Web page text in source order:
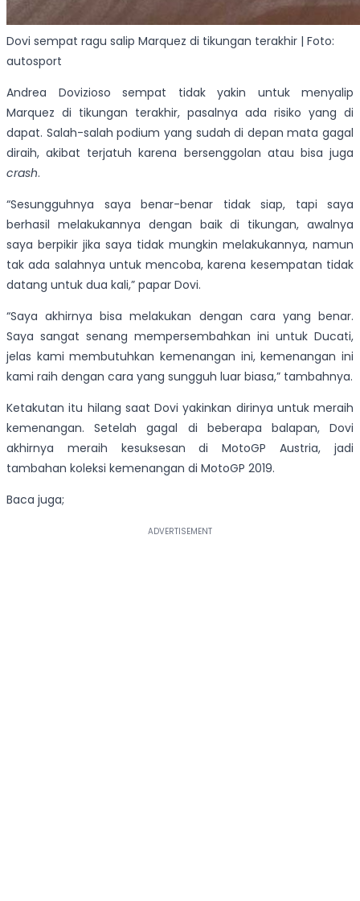
Dovi sempat ragu salip Marquez di tikungan terakhir | Foto:
autosport
Andrea Dovizioso sempat tidak yakin untuk menyalip
Marquez di tikungan terakhir, pasalnya ada risiko yang di
dapat. Salah-salah podium yang sudah di depan mata gagal
diraih, akibat terjatuh karena bersenggolan atau bisa juga
crash.
“Sesungguhnya saya benar-benar tidak siap, tapi saya
berhasil melakukannya dengan baik di tikungan, awalnya
saya berpikir jika saya tidak mungkin melakukannya, namun
tak ada salahnya untuk mencoba, karena kesempatan tidak
datang untuk dua kali,” papar Dovi.
“Saya akhirnya bisa melakukan dengan cara yang benar.
Saya sangat senang mempersembahkan ini untuk Ducati,
jelas kami membutuhkan kemenangan ini, kemenangan ini
kami raih dengan cara yang sungguh luar biasa,” tambahnya.
Ketakutan itu hilang saat Dovi yakinkan dirinya untuk meraih
kemenangan. Setelah gagal di beberapa balapan, Dovi
akhirnya meraih kesuksesan di MotoGP Austria, jadi
tambahan koleksi kemenangan di MotoGP 2019.
Baca juga;